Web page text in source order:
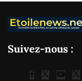
Suivez-nous :